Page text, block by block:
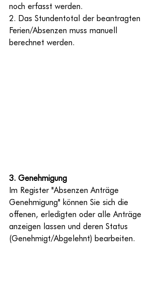
noch erfasst werden.
2. Das Stundentotal der beantragten
Ferien/Absenzen muss manuell
berechnet werden.
3. Genehmigung
Im Register "Absenzen Anträge
Genehmigung" können Sie sich die
offenen, erledigten oder alle Anträge
anzeigen lassen und deren Status
(Genehmigt/Abgelehnt) bearbeiten.